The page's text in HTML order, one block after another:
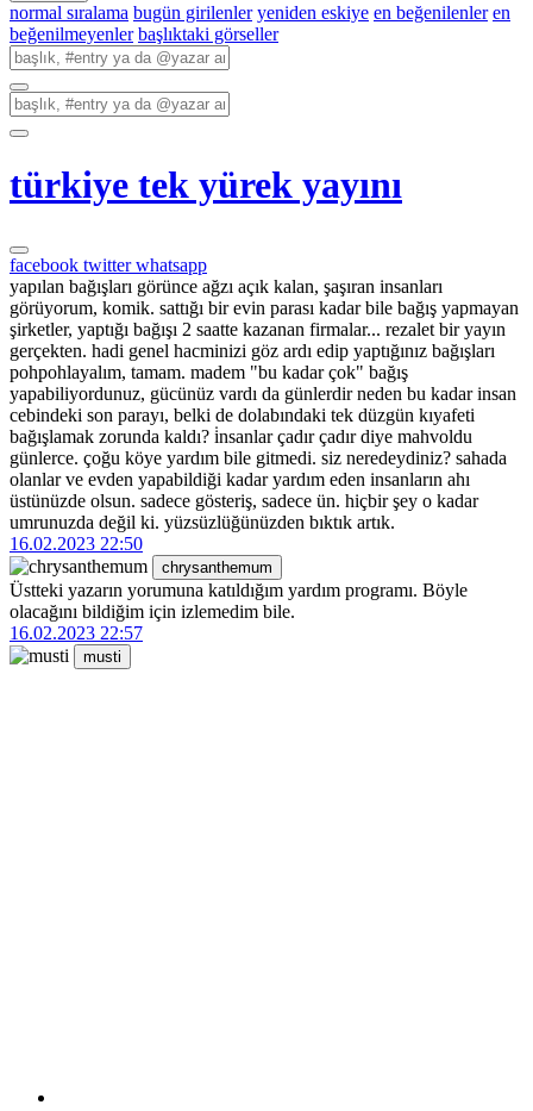
normal sıralama bugün girilenler yeniden eskiye en beğenilenler en
beğenilmeyenler başlıktaki görseller
türkiye tek yürek yayını
facebook twitterwhatsapp
yapılan bağışları görünce ağzı açık kalan, şaşıran insanları
görüyorum, komik. sattığı bir evin parası kadar bile bağış yapmayan
şirketler, yaptığı bağışı 2 saatte kazanan firmalar... rezalet bir yayın
gerçekten. hadi genel hacminizi göz ardı edip yaptığınız bağışları
pohpohlayalım, tamam. madem "bu kadar çok" bağış
yapabiliyordunuz, gücünüz vardı da günlerdir neden bu kadar insan
cebindeki son parayı, belki de dolabındaki tek düzgün kıyafeti
bağışlamak zorunda kaldı? i̇nsanlar çadır çadır diye mahvoldu
günlerce. çoğu köye yardım bile gitmedi. siz neredeydiniz? sahada
olanlar ve evden yapabildiği kadar yardım eden insanların ahı
üstünüzde olsun. sadece gösteriş, sadece ün. hiçbir şey o kadar
umrunuzda değil ki. yüzsüzlüğünüzden bıktık artık.
16.02.2023 22:50
chrysanthemum
Üstteki yazarın yorumuna katıldığım yardım programı. Böyle
olacağını bildiğim için izlemedim bile.
16.02.2023 22:57
musti